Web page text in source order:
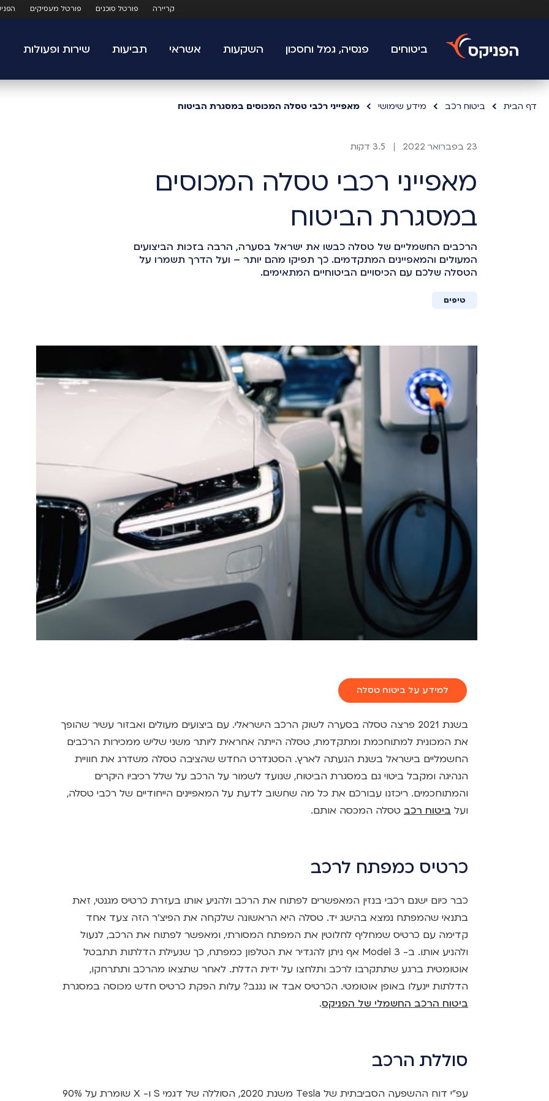
קריירה פורטל סוכנים פורטל מעסיקים
ביטוחים פנסיה, גמל וחסכון השקעות אשראי תביעות שירות ופעולות
דף הבית ביטוח רכב מידע שימושי מאפייני רכבי טסלה המכוסים במסגרת הביטוח
23 בפברואר 2022 3.5 דקות
מאפייני רכבי טסלה המכוסים
במסגרת הביטוח
הרכבים החשמליים של טסלה כבשו את ישראל בסערה, הרבה בזכות הביצועים
המעולים והמאפיינים המתקדמים. כך תפיקו מהם יותר – ועל הדרך תשמרו על
הטסלה שלכם עם הכיסויים הביטוחיים המתאימים.
טיפים
למידע על ביטוח טסלה
בשנת 2021 פרצה טסלה בסערה לשוק הרכב הישראלי. עם ביצועים מעולים ואבזור עשיר שהופך
את המכונית למתוחכמת ומתקדמת, טסלה הייתה אחראית ליותר משני שליש ממכירות הרכבים
החשמליים בישראל בשנת הגעתה לארץ. הסטנדרט החדש שהציבה טסלה משדרג את חוויית
הנהיגה ומקבל ביטוי גם במסגרת הביטוח, שנועד לשמור על הרכב על שלל רכיביו היקרים
והמתוחכמים. ריכזנו עבורכם את כל מה שחשוב לדעת על המאפיינים הייחודיים של רכבי טסלה,
ועל ביטוח רכב טסלה המכסה אותם.
כרטיס כמפתח לרכב
כבר כיום ישנם רכבי בנזין המאפשרים לפתוח את הרכב ולהניע אותו בעזרת כרטיס מגנטי, זאת
בתנאי שהמפתח נמצא בהישג יד. טסלה היא הראשונה שלקחה את הפיצ'ר הזה צעד אחד
קדימה עם כרטיס שמחליף לחלוטין את המפתח המסורתי, ומאפשר לפתוח את הרכב, לנעול
ולהניע אותו. ב- Model 3 אף ניתן להגדיר את הטלפון כמפתח, כך שנעילת הדלתות תתבטל
אוטומטית ברגע שתתקרבו לרכב ותלחצו על ידית הדלת. לאחר שתצאו מהרכב ותתרחקו,
הדלתות יינעלו באופן אוטומטי. הכרטיס אבד או נגנב? עלות הפקת כרטיס חדש מכוסה במסגרת
ביטוח הרכב החשמלי של הפניקס.
סוללת הרכב
עפ"י דוח ההשפעה הסביבתית של Tesla משנת 2020, הסוללה של דגמי S ו- X שומרת על 90%